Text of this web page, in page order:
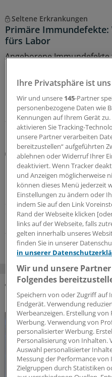
Seltene Erkrankungen
Primäre Immundefekte:
fürs Labor
Angeborene
manifestieren. Wann Sie an
Immundefekt denken
Diagnostik am besten
23.07.2026
Primäre und sekundäre
Immundefekte
Primäre und sekundäre
kann in der Praxis
Symptome und Kriterien
es dabei ankommt.
21.07.2026
DAS KÖNNTE SIE
Ihre Privatsphäre ist
Wir und unsere 145-Partner
personenbezogene Daten wie
Kennungen auf Ihrem Gerät
aktivieren Sie Tracking-
unsere Partner verarbeiten
bereitzustellen“ aufgeführten
ablehnen oder Widerruf Ihrer
deaktiviert. Wenn Tracker
und Anzeigen möglicherweise
können dieses Menü jederzeit
Einstellungen zu ändern oder
indem Sie auf den Link
Rand der Webseite klicken
links auf der Webseite, falls
gelten innerhalb unseres
finden Sie in unserer
in unserer
Wir und unsere
Folgendes
Speichern von oder Zugriff auf
Endgerät. Verwendung
Werbeanzeigen. Erstellung
Werbung. Verwendung von
personalisierter Werbung.
Personalisierung von Inhalten.
Auswahl personalisierter
Messung der Performance von
Zielgruppen durch Statistiken